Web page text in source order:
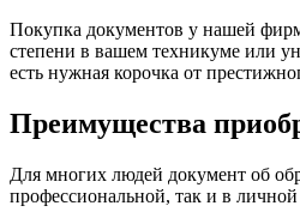
Покупка документов у нашей
степени в вашем техникуме или
есть нужная корочка от
Преимущества
Для многих людей документ об
профессиональной, так и в